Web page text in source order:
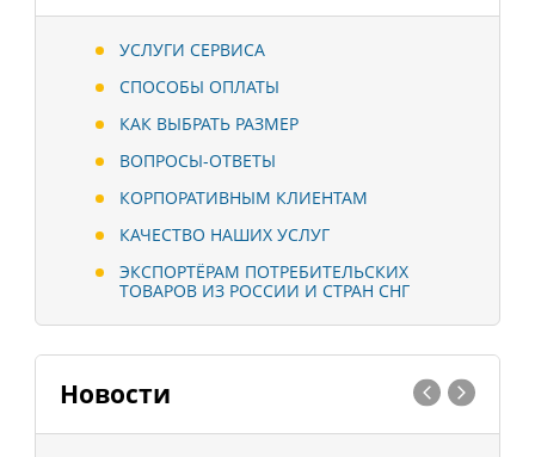
УСЛУГИ СЕРВИСА
СПОСОБЫ ОПЛАТЫ
КАК ВЫБРАТЬ РАЗМЕР
ВОПРОСЫ-ОТВЕТЫ
КОРПОРАТИВНЫМ КЛИЕНТАМ
КАЧЕСТВО НАШИХ УСЛУГ
ЭКСПОРТЁРАМ ПОТРЕБИТЕЛЬСКИХ
ТОВАРОВ ИЗ РОССИИ И СТРАН СНГ
Новости